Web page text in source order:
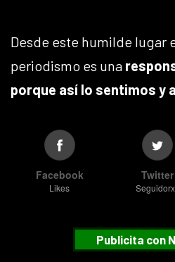
Desde este humilde lugar
periodismo es una
porque así lo sentimos y
Facebook
Likes
Twitter
Publicita con